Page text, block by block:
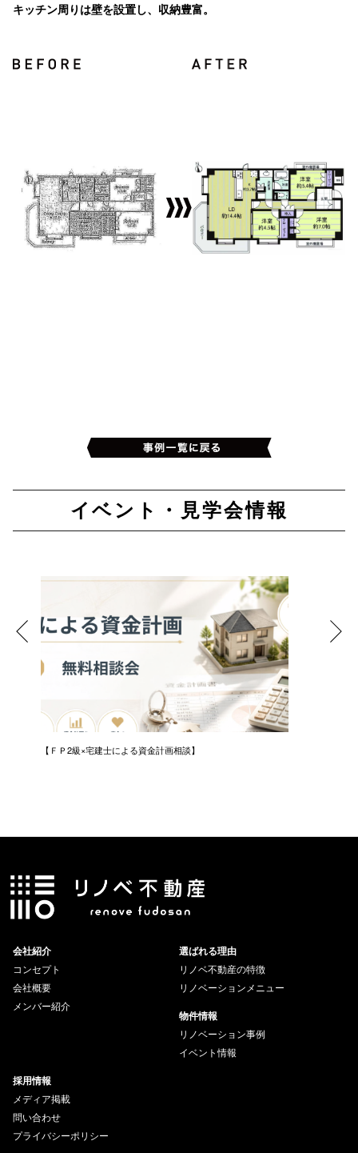
キッチン周りは壁を設置し、収納豊富。
イベント・見学会情報
【ＦＰ2級×宅建士による資金計画相談】
会社紹介
コンセプト
会社概要
メンバー紹介
選ばれる理由
リノベ不動産の特徴
リノベーションメニュー
物件情報
リノベーション事例
イベント情報
採用情報
メディア掲載
問い合わせ
プライバシーポリシー